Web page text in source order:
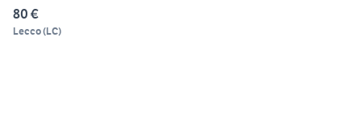
80 €
Lecco(LC)